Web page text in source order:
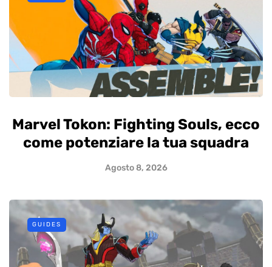
Marvel Tokon: Fighting Souls, ecco
come potenziare la tua squadra
Agosto 8, 2026
GUIDES